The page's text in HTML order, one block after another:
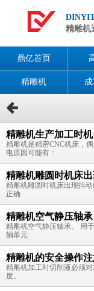
精雕机
鼎亿首页
精雕机
精雕机生产加工时
精雕机是精密CNC机床，
电原因可能有：
精雕机雕圆时机床
精雕机雕圆时机床出现抖
正确
精雕机空气静压轴
精雕机空气静压轴承。 用
轴单元
精雕机的安全操作
精雕机加工时切削液必须
度。